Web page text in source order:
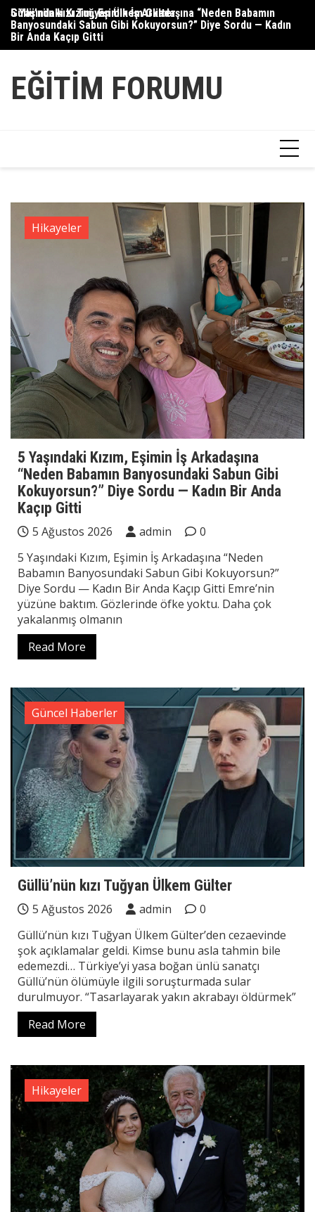
Skip
content
5 Yaşındaki Kızım, Eşimin İş Arkadaşına “Neden Babamın
Banyosundaki Sabun Gibi Kokuyorsun?” Diye Sordu — Kadın
Bir Anda Kaçıp Gitti
Güllü’nün kızı Tuğyan Ülkem Gülter
EĞITIM FORUMU
Hikayeler
5 Yaşındaki Kızım, Eşimin İş Arkadaşına
“Neden Babamın Banyosundaki Sabun Gibi
Kokuyorsun?” Diye Sordu — Kadın Bir Anda
Kaçıp Gitti
5 Ağustos 2026 admin
0
5 Yaşındaki Kızım, Eşimin İş Arkadaşına “Neden
Babamın Banyosundaki Sabun Gibi Kokuyorsun?”
Diye Sordu — Kadın Bir Anda Kaçıp Gitti Emre’nin
yüzüne baktım. Gözlerinde öfke yoktu. Daha çok
yakalanmış olmanın
Read More
Güncel Haberler
Güllü’nün kızı Tuğyan Ülkem Gülter
5 Ağustos 2026 admin
0
Güllü’nün kızı Tuğyan Ülkem Gülter’den cezaevinde
şok açıklamalar geldi. Kimse bunu asla tahmin bile
edemezdi… Türkiye’yi yasa boğan ünlü sanatçı
Güllü’nün ölümüyle ilgili soruşturmada sular
durulmuyor. “Tasarlayarak yakın akrabayı öldürmek”
Read More
Hikayeler